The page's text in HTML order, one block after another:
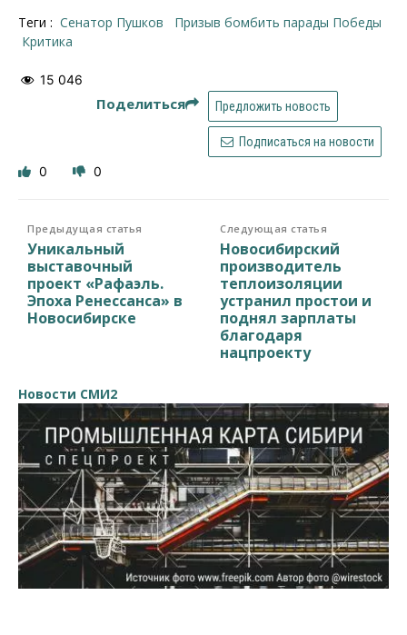
Теги : сенатор Пушков
призыв бомбить парады Победы
критика
15 046
Поделиться Предложить новость
Подписаться на новости
0 0
Предыдущая статья
Уникальный
выставочный
проект «Рафаэль.
Эпоха Ренессанса» в
Новосибирске
Следующая статья
Новосибирский
производитель
теплоизоляции
устранил простои и
поднял зарплаты
благодаря
нацпроекту
Новости СМИ2